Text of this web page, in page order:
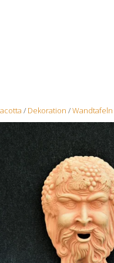
/ Dekoration /Wandtafeln